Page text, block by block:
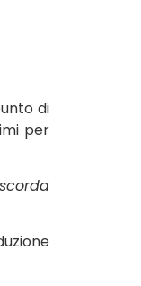
di
per